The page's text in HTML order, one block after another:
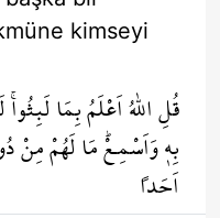
kimseyi
قُلِ اللّٰهُ اَعْلَمُ بِمَا
بِه۪ وَاَسْمِـعْۜ مَا لَهُمْ
اَحَداً